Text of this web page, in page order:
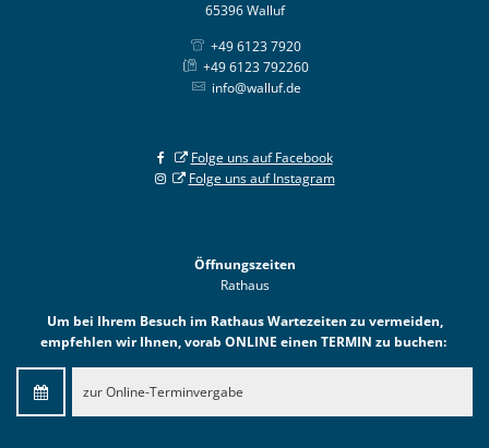
65396 Walluf
+49 6123 7920
+49 6123 792260
info@walluf.de
Folge uns auf Facebook
Folge uns auf Instagram
Öffnungszeiten
Rathaus
Um bei Ihrem Besuch im Rathaus Wartezeiten zu vermeiden,
empfehlen wir Ihnen, vorab ONLINE einen TERMIN zu buchen:
zur Online-Terminvergabe